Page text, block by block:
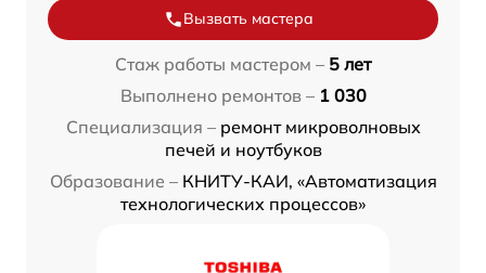
Вызвать мастера
Стаж работы мастером – 5 лет
Выполнено ремонтов – 1 030
Специализация – ремонт микроволновых
печей и ноутбуков
Образование – КНИТУ-КАИ, «Автоматизация
технологических процессов»